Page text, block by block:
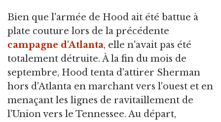
Bien que l'armée de Hood ait été battue à
plate couture lors de la précédente
campagne d'Atlanta, elle n'avait pas été
totalement détruite. À la fin du mois de
septembre, Hood tenta d'attirer Sherman
hors d'Atlanta en marchant vers l'ouest et en
menaçant les lignes de ravitaillement de
l'Union vers le Tennessee. Au départ,